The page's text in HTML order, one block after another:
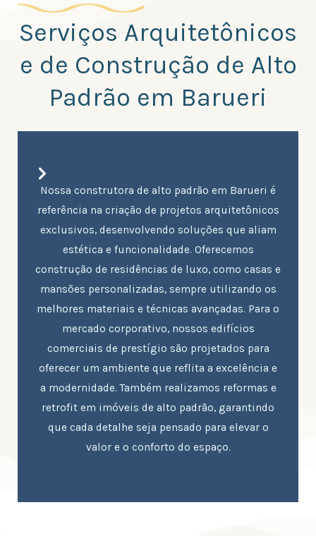
Serviços Arquitetônicos
e de Construção de Alto
Padrão em Barueri
Nossa construtora de alto padrão em Barueri é
referência na criação de projetos arquitetônicos
exclusivos, desenvolvendo soluções que aliam
estética e funcionalidade. Oferecemos
construção de residências de luxo, como casas e
mansões personalizadas, sempre utilizando os
melhores materiais e técnicas avançadas. Para o
mercado corporativo, nossos edifícios
comerciais de prestígio são projetados para
oferecer um ambiente que reflita a excelência e
a modernidade. Também realizamos reformas e
retrofit em imóveis de alto padrão, garantindo
que cada detalhe seja pensado para elevar o
valor e o conforto do espaço.